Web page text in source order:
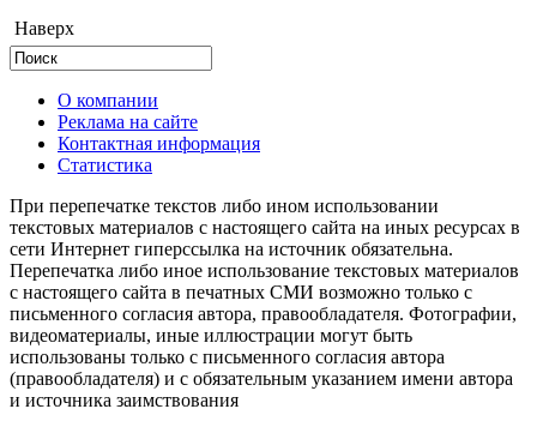
Наверх
О компании
Реклама на сайте
Контактная информация
Статистика
При перепечатке текстов либо ином использовании
текстовых материалов с настоящего сайта на иных ресурсах в
сети Интернет гиперссылка на источник обязательна.
Перепечатка либо иное использование текстовых материалов
с настоящего сайта в печатных СМИ возможно только с
письменного согласия автора, правообладателя. Фотографии,
видеоматериалы, иные иллюстрации могут быть
использованы только с письменного согласия автора
(правообладателя) и с обязательным указанием имени автора
и источника заимствования